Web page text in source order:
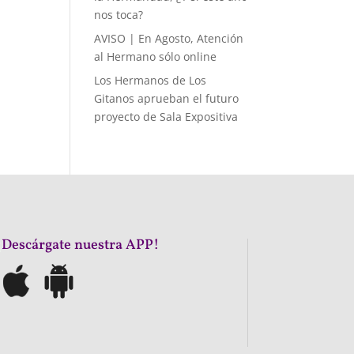
nos toca?
AVISO | En Agosto, Atención
al Hermano sólo online
Los Hermanos de Los
Gitanos aprueban el futuro
proyecto de Sala Expositiva
nuestra APP!